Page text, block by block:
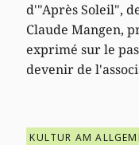
d'"Après Soleil",
Claude Mangen,
exprimé sur le
devenir de
KULTUR AM